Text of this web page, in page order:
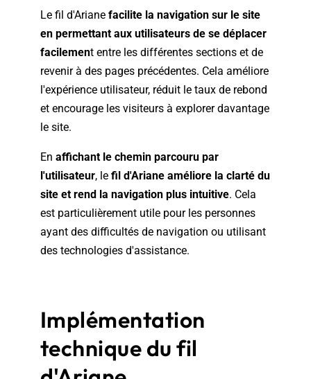
Le fil d'Ariane facilite la navigation sur le site
en permettant aux utilisateurs de se déplacer
facilement entre les différentes sections et de
revenir à des pages précédentes. Cela améliore
l'expérience utilisateur, réduit le taux de rebond
et encourage les visiteurs à explorer davantage
le site.
En affichant le chemin parcouru par
l'utilisateur, le fil d'Ariane améliore la clarté du
site et rend la navigation plus intuitive. Cela
est particulièrement utile pour les personnes
ayant des difficultés de navigation ou utilisant
des technologies d'assistance.
Implémentation
technique du fil